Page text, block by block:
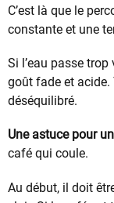
C’est là que le
constante et une
Si l’eau passe
goût fade et acide.
déséquilibré.
Une astuce pour
café qui coule.
Au début, il doit